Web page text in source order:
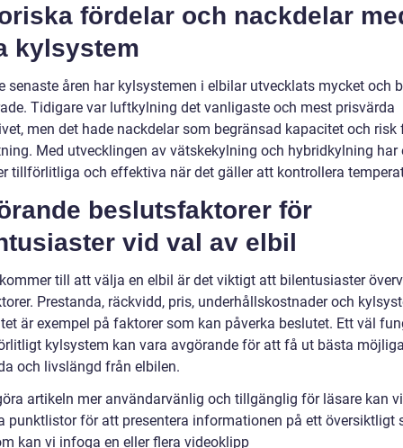
fördelar och nackdelar
kylsystem
senaste åren har kylsystemen i elbilar utvecklats mycket och
Tidigare var luftkylning det vanligaste och mest prisvärda
men det hade nackdelar som begränsad kapacitet och risk
Med utvecklingen av vätskekylning och hybridkylning har
tillförlitliga och effektiva när det gäller att kontrollera
beslutsfaktorer för
vid val av elbil
till att välja en elbil är det viktigt att bilentusiaster
Prestanda, räckvidd, pris, underhållskostnader och
är exempel på faktorer som kan påverka beslutet. Ett väl
kylsystem kan vara avgörande för att få ut bästa
och livslängd från elbilen.
artikeln mer användarvänlig och tillgänglig för läsare kan vi
punktlistor för att presentera informationen på ett översiktligt
kan vi infoga en eller flera videoklipp